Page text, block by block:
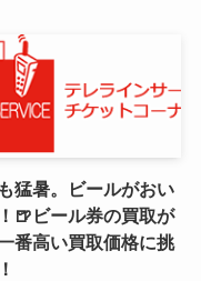
猛暑。ビールがおい
🍺ビール券の買取が
番高い買取価格に挑